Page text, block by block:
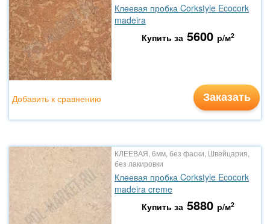
Клеевая пробка Corkstyle Ecocork
madeira
Купить за 5600 р/м2
Заказать
Добавить к сравнению
КЛЕЕВАЯ, 6мм, без фаски, Швейцария,
без лакировки
Клеевая пробка Corkstyle Ecocork
madeira creme
Купить за 5880 р/м2